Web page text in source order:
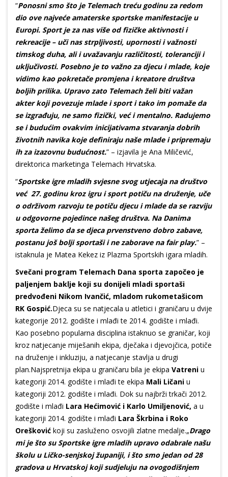
“Ponosni smo što je Telemach treću godinu za redom
dio ove najveće amaterske sportske manifestacije u
Europi. Sport je za nas više od fizičke aktivnosti i
rekreacije – uči nas strpljivosti, upornosti i važnosti
timskog duha, ali i uvažavanju različitosti, toleranciji i
uključivosti. Posebno je to važno za djecu i mlade, koje
vidimo kao pokretače promjena i kreatore društva
boljih prilika. Upravo zato Telemach želi biti važan
akter koji povezuje mlade i sport i tako im pomaže da
se izgrađuju, ne samo fizički, već i mentalno. Radujemo
se i budućim ovakvim inicijativama stvaranja dobrih
životnih navika koje definiraju naše mlade i pripremaju
ih za izazovnu budućnost.” – izjavila je Ana Miličević,
direktorica marketinga Telemach Hrvatska.
“Sportske igre mladih svjesne svog utjecaja na društvo
već 27. godinu kroz igru i sport potiču na druženje, uče
o održivom razvoju te potiču djecu i mlade da se razviju
u odgovorne pojedince našeg društva. Na Danima
sporta želimo da se djeca prvenstveno dobro zabave,
postanu još bolji sportaši i ne zaborave na fair play.” –
istaknula je Matea Kekez iz Plazma Sportskih igara mladih.
Svečani program Telemach Dana sporta započeo je
paljenjem baklje koji su donijeli mladi sportaši
predvođeni Nikom Ivančić, mladom rukometašicom
RK Gospić.Djeca su se natjecala u atletici i graničaru u dvije
kategorije 2012. godište i mlađi te 2014. godište i mlađi.
Kao posebno popularna disciplina istaknuo se graničar, koji
kroz natjecanje miješanih ekipa, dječaka i djevojčica, potiče
na druženje i inkluziju, a natjecanje stavlja u drugi
plan.Najspretnija ekipa u graničaru bila je ekipa Vatreni u
kategoriji 2014. godište i mlađi te ekipa Mali Ličani u
kategoriji 2012. godište i mlađi. Dok su najbrži trkači 2012.
godište i mlađi Lara Hećimović i Karlo Umiljenović, a u
kategoriji 2014. godište i mlađi Lara Škrbina i Roko
Orešković koji su zasluženo osvojili zlatne medalje.„Drago
mi je što su Sportske igre mladih upravo odabrale našu
školu u Ličko-senjskoj županiji, i što smo jedan od 28
gradova u Hrvatskoj koji sudjeluju na ovogodišnjem